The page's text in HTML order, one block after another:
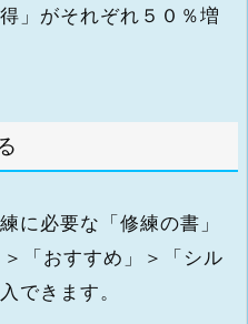
」がそれぞれ５０％増
に必要な「修練の書」
「おすすめ」＞「シル
できます。